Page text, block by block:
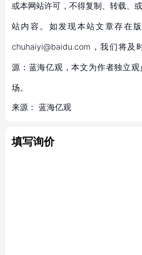
或本网站许可，不得复制、转载、
站内容。如发现本站文章存在
chuhaiyi@baidu.com，我们将及
源：蓝海亿观，本文为作者独立
场。
来源： 蓝海亿观
填写询价